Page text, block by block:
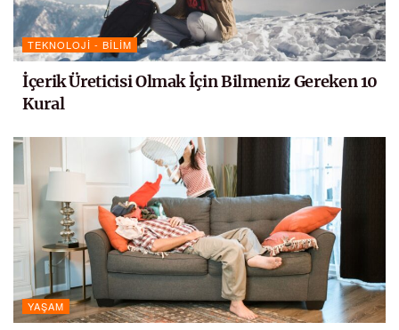
TEKNOLOJI - BILIM
İçerik Üreticisi Olmak İçin Bilmeniz Gereken 10
Kural
YAŞAM